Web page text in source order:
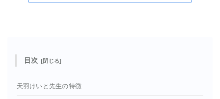
目次
天羽けいと先生の特徴